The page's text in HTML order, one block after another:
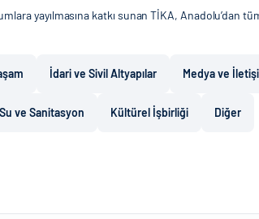
yayılmasına katkı sunan TİKA, Anadolu’dan
İdari ve Sivil Altyapılar Medya ve
ve Sanitasyon Kültürel İşbirliği Diğer